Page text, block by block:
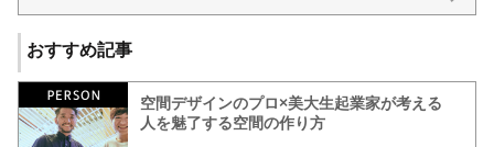
おすすめ記事
空間デザインのプロ×美大生起業家が考える
人を魅了する空間の作り方